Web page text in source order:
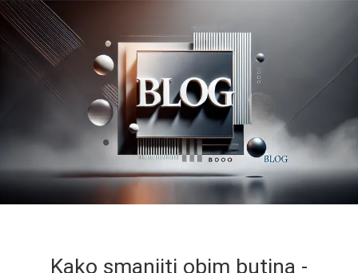
Kako smanjiti obim butina -